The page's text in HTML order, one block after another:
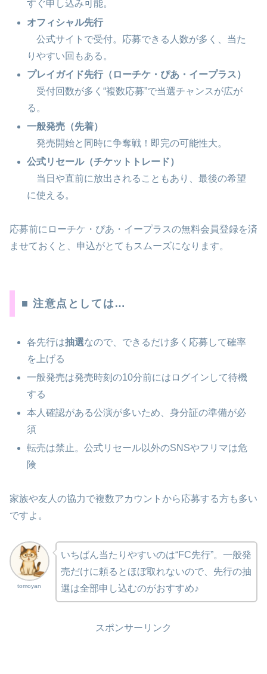
すぐ申し込み可能。
オフィシャル先行
公式サイトで受付。応募できる人数が多く、当た
りやすい回もある。
プレイガイド先行（ローチケ・ぴあ・イープラス）
受付回数が多く“複数応募”で当選チャンスが広が
る。
一般発売（先着）
発売開始と同時に争奪戦！即完の可能性大。
公式リセール（チケットトレード）
当日や直前に放出されることもあり、最後の希望
に使える。
応募前にローチケ・ぴあ・イープラスの無料会員登録を済
ませておくと、申込がとてもスムーズになります。
■ 注意点としては…
各先行は抽選なので、できるだけ多く応募して確率
を上げる
一般発売は発売時刻の10分前にはログインして待機
する
本人確認がある公演が多いため、身分証の準備が必
須
転売は禁止。公式リセール以外のSNSやフリマは危
険
家族や友人の協力で複数アカウントから応募する方も多い
ですよ。
tomoyan
いちばん当たりやすいのは“FC先行”。一般発
売だけに頼るとほぼ取れないので、先行の抽
選は全部申し込むのがおすすめ♪
スポンサーリンク